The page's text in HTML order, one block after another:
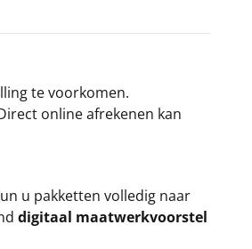
te voorkomen.
online afrekenen kan
u pakketten volledig naar
digitaal maatwerkvoorstel